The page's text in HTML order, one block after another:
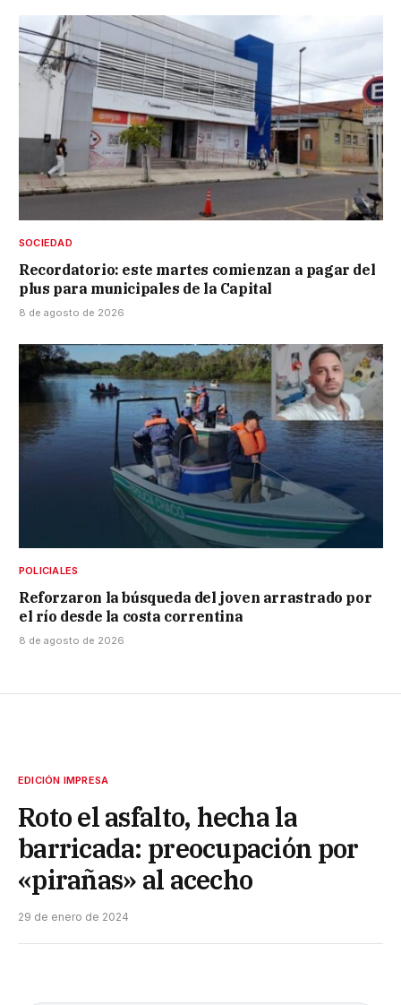
SOCIEDAD
Recordatorio: este martes comienzan a pagar del
plus para municipales de la Capital
8 de agosto de 2026
POLICIALES
Reforzaron la búsqueda del joven arrastrado por
el río desde la costa correntina
8 de agosto de 2026
EDICIÓN IMPRESA
Roto el asfalto, hecha la
barricada: preocupación por
«pirañas» al acecho
29 de enero de 2024